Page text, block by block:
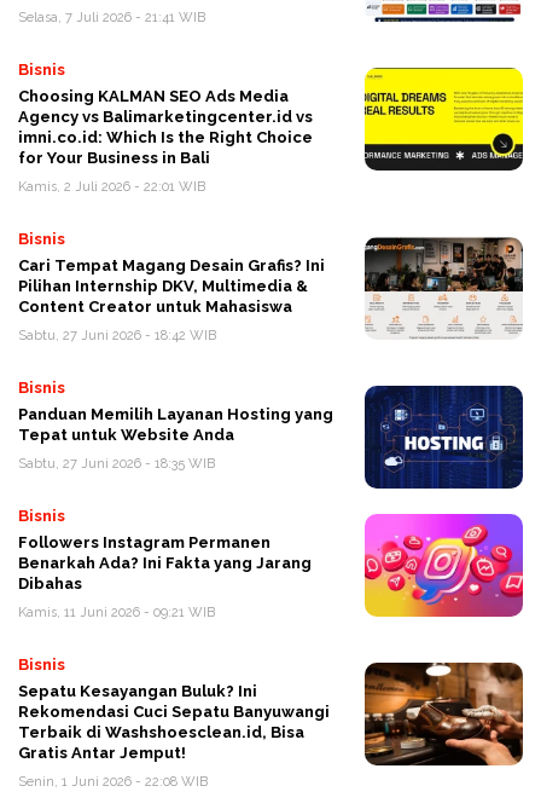
Selasa, 7 Juli 2026 - 21:41 WIB
Bisnis
Choosing KALMAN SEO Ads Media
Agency vs Balimarketingcenter.id vs
imni.co.id: Which Is the Right Choice
for Your Business in Bali
Kamis, 2 Juli 2026 - 22:01 WIB
Bisnis
Cari Tempat Magang Desain Grafis? Ini
Pilihan Internship DKV, Multimedia &
Content Creator untuk Mahasiswa
Sabtu, 27 Juni 2026 - 18:42 WIB
Bisnis
Panduan Memilih Layanan Hosting yang
Tepat untuk Website Anda
Sabtu, 27 Juni 2026 - 18:35 WIB
Bisnis
Followers Instagram Permanen
Benarkah Ada? Ini Fakta yang Jarang
Dibahas
Kamis, 11 Juni 2026 - 09:21 WIB
Bisnis
Sepatu Kesayangan Buluk? Ini
Rekomendasi Cuci Sepatu Banyuwangi
Terbaik di Washshoesclean.id, Bisa
Gratis Antar Jemput!
Senin, 1 Juni 2026 - 22:08 WIB